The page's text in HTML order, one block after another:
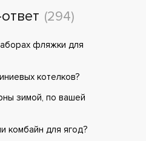
(294)
фляжки для
котелков?
зимой, по вашей
комбайн для ягод?